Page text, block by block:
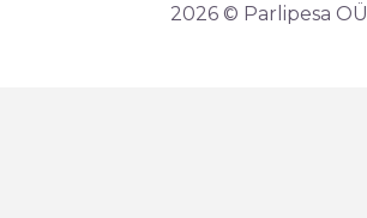
2026 © Parlipesa OÜ